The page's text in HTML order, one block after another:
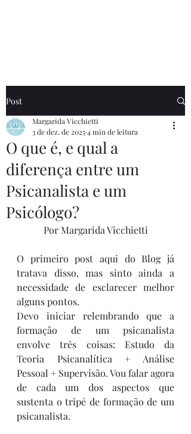
Post
O que é, e qual a
diferença entre um
Psicanalista e um
Psicólogo?
Margarida Vicchietti
3 de dez. de 20254 min de leitura
Por Margarida Vicchietti
O primeiro post aqui do Blog já
tratava disso, mas sinto ainda a
necessidade de esclarecer melhor
alguns pontos.
Devo iniciar relembrando que a
formação de um psicanalista
envolve três coisas: Estudo da
Teoria Psicanalítica + Análise
Pessoal + Supervisão. Vou falar agora
de cada um dos aspectos que
sustenta o tripé de formação de um
psicanalista.